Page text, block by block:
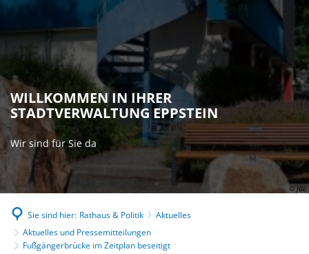
© JBE
WILLKOMMEN IN IHRER
STADTVERWALTUNG EPPSTEIN
Wir sind für Sie da
Sie sind hier: Rathaus & Politik
Aktuelles
Aktuelles und Pressemitteilungen
Fußgängerbrücke im Zeitplan beseitigt